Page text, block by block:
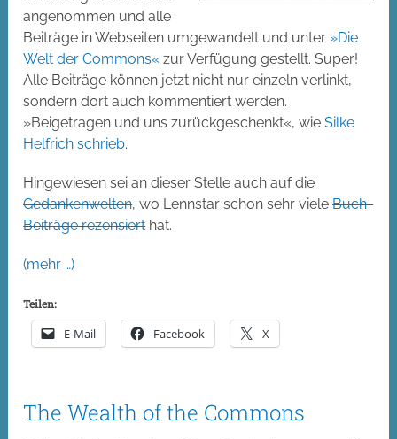
angenommen und alle
Beiträge in Webseiten umgewandelt und unter »Die
Welt der Commons« zur Verfügung gestellt. Super!
Alle Beiträge können jetzt nicht nur einzeln verlinkt,
sondern dort auch kommentiert werden.
»Beigetragen und uns zurückgeschenkt«, wieSilke
Helfrich schrieb.
Hingewiesen sei an dieser Stelle auch auf die
Gedankenwelten, wo Lennstar schon sehr vieleBuch-
Beiträge rezensierthat.
(mehr …)
Teilen:
E-Mail Facebook X
The Wealth of the Commons